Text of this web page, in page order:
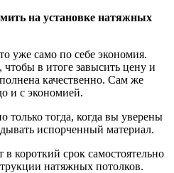
на установке натяжных
уже само по себе экономия.
чтобы в итоге завысить цену и
качественно. Сам же
и с экономией.
только тогда, когда вы уверены
испорченный материал.
короткий срок самостоятельно
натяжных потолков.